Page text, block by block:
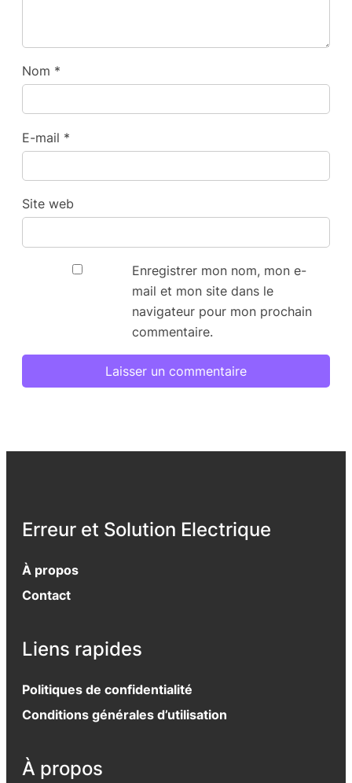
Nom *
E-mail *
Site web
Enregistrer mon nom, mon e-
mail et mon site dans le
navigateur pour mon prochain
commentaire.
Erreur et Solution Electrique
À propos
Contact
Liens rapides
Politiques de confidentialité
Conditions générales d’utilisation
À propos